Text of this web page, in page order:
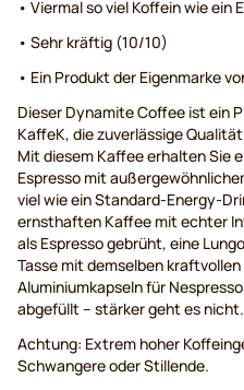
• Viermal so viel Koffein wie ein
• Sehr kräftig (10/10)
• Ein Produkt der Eigenmarke
Dieser Dynamite Coffee ist ein
KaffeK, die zuverlässige
Mit diesem Kaffee erhalten Sie
Espresso mit
viel wie ein Standard-Energy-
ernsthaften Kaffee mit echter
als Espresso gebrüht, eine
Tasse mit demselben
Aluminiumkapseln für
abgefüllt – stärker geht es nicht.
Achtung: Extrem hoher
Schwangere oder Stillende.